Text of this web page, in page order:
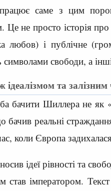
саме з цим
Це не просто історія
любов) і публічне
символами свободи, а
та
Шиллера не як
бачив реальні
коли Європа
ідеї рівності та
став імператором.